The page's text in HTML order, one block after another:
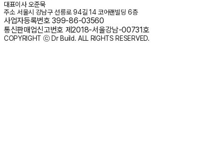
대표이사오준묵
주소 서울시 강남구 선릉로 94길 14 코어랜빌딩 6층
사업자등록번호 399-86-03560
통신판매업신고번호 제2018-서울강남-00731호
COPYRIGHT ⓒ Dr Build. ALL RIGHTS RESERVED.